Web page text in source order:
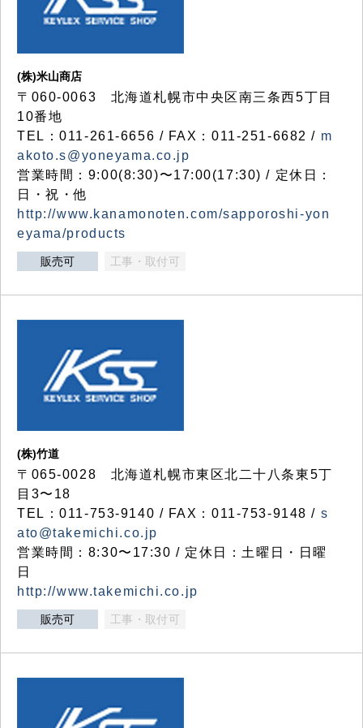
(株)米山商店
〒060-0063 北海道札幌市中央区南三条西5丁目
10番地
TEL：011-261-6656 / FAX：011-251-6682 / m
akoto.s@yoneyama.co.jp
営業時間：9:00(8:30)〜17:00(17:30) / 定休日：
日・祝・他
http://www.kanamonoten.com/sapporoshi-yon
eyama/products
販売可 工事・取付可
(株)竹道
〒065-0028 北海道札幌市東区北二十八条東5丁
目3〜18
TEL：011-753-9140 / FAX：011-753-9148 / s
ato@takemichi.co.jp
営業時間：8:30〜17:30 / 定休日：土曜日・日曜
日
http://www.takemichi.co.jp
販売可 工事・取付可